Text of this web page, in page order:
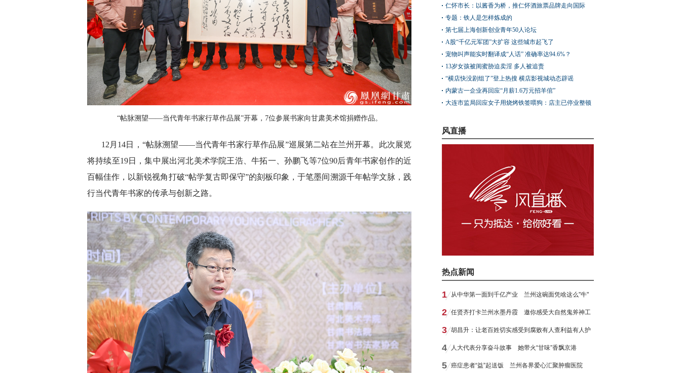
“帖脉溯望——当代青年书家行草作品展”开幕，7位参展书家向甘肃美术馆捐赠作品。
12月14日，“帖脉溯望——当代青年书家行草作品展”巡展第二站在兰州开幕。此次展览
将持续至19日，集中展出河北美术学院王浩、牛拓一、孙鹏飞等7位90后青年书家创作的近
百幅佳作，以新锐视角打破“帖学复古即保守”的刻板印象，于笔墨间溯源千年帖学文脉，践
行当代青年书家的传承与创新之路。
仁怀市长：以酱香为桥，推仁怀酒旅票品牌走向国际
专题：铁人是怎样炼成的
第七届上海创新创业青年50人论坛
A股“千亿元军团”大扩容 这些城市起飞了
宠物叫声能实时翻译成“人话” 准确率达94.6%？
13岁女孩被闺蜜胁迫卖淫 多人被追责
“横店快没剧组了”登上热搜 横店影视城动态辟谣
内蒙古一企业再回应“月薪1.6万元招羊倌”
大连市监局回应女子用烧烤铁签喂狗：店主已停业整顿
风直播
热点新闻
1 从中华第一面到千亿产业 兰州这碗面凭啥这么"牛"
2 任贤齐打卡兰州水墨丹霞 邀你感受大自然鬼斧神工
3 胡昌升：让老百姓切实感受到腐败有人查利益有人护
4 人大代表分享奋斗故事 她带火“甘味”香飘京港
5 癌症患者“益”起送饭 兰州各界爱心汇聚肿瘤医院